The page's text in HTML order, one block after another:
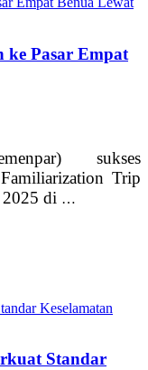
ke Pasar Empat
sukses
Trip
di …
Standar